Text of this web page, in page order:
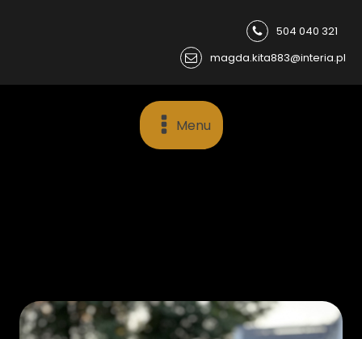
504 040 321
magda.kita883@interia.pl
Menu